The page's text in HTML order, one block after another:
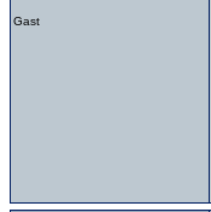
Gast